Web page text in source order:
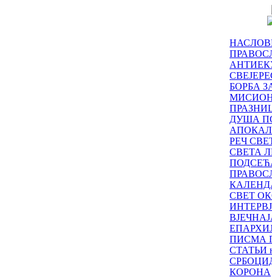
БОРБА
ДУША
РЕЧ
СВЕТА
СВЕТ
ПИСМА
СТАТЬИ
КОРОНА